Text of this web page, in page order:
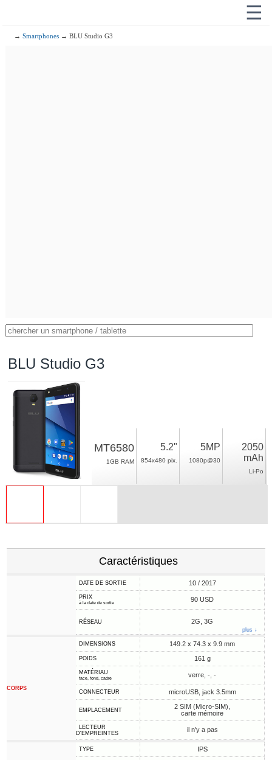
☰
→Smartphones → BLU Studio G3
BLU Studio G3
MT6580
1GB RAM
5.2"
854x480 pix.
5MP
1080p@30
2050
mAh
Li-Po
Caractéristiques
DATE DE SORTIE 10 / 2017
PRIX
à la date de sortie 90 USD
RÉSEAU 2G, 3G
plus ↓
CORPS
DIMENSIONS 149.2 x 74.3 x 9.9 mm
POIDS 161 g
MATÉRIAU
face, fond, cadre verre, -, -
CONNECTEUR microUSB, jack 3.5mm
EMPLACEMENT
2 SIM (Micro-SIM),
carte mémoire
LECTEUR
D'EMPREINTES
il n'y a pas
TYPE IPS